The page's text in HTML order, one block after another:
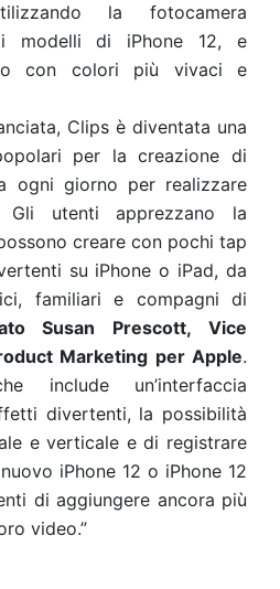
la fotocamera
modelli di iPhone 12, e
con colori più vivaci e
Clips è diventata una
per la creazione di
ogni giorno per realizzare
utenti apprezzano la
creare con pochi tap
su iPhone o iPad, da
familiari e compagni di
Susan Prescott, Vice
Marketing per Apple.
include un’interfaccia
divertenti, la possibilità
e verticale e di registrare
iPhone 12 o iPhone 12
di aggiungere ancora più
video.”